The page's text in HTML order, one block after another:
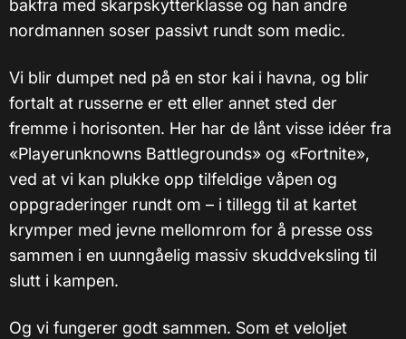
bakfra med skarpskytterklasse og han andre
nordmannen soser passivt rundt som medic.
Vi blir dumpet ned på en stor kai i havna, og blir
fortalt at russerne er ett eller annet sted der
fremme i horisonten. Her har de lånt visse idéer fra
«Playerunknowns Battlegrounds» og «Fortnite»,
ved at vi kan plukke opp tilfeldige våpen og
oppgraderinger rundt om – i tillegg til at kartet
krymper med jevne mellomrom for å presse oss
sammen i en uunngåelig massiv skuddveksling til
slutt i kampen.
Og vi fungerer godt sammen. Som et veloljet